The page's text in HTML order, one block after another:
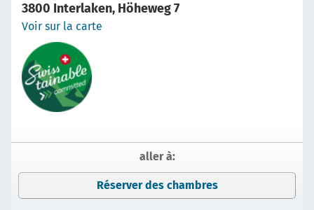
3800 Interlaken, Höheweg 7
Voir sur la carte
aller à:
Réserver des chambres